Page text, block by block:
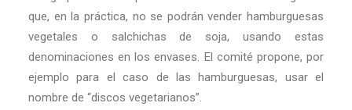
que, en la práctica, no se podrán vender hamburguesas
vegetales o salchichas de soja, usando estas
denominaciones en los envases. El comité propone, por
ejemplo para el caso de las hamburguesas, usar el
nombre de “discos vegetarianos”.